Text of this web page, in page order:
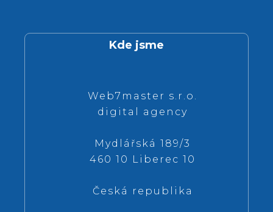
Kde jsme
Web7master s.r.o.
digital agency
Mydlářská 189/3
460 10 Liberec 10
Česká republika